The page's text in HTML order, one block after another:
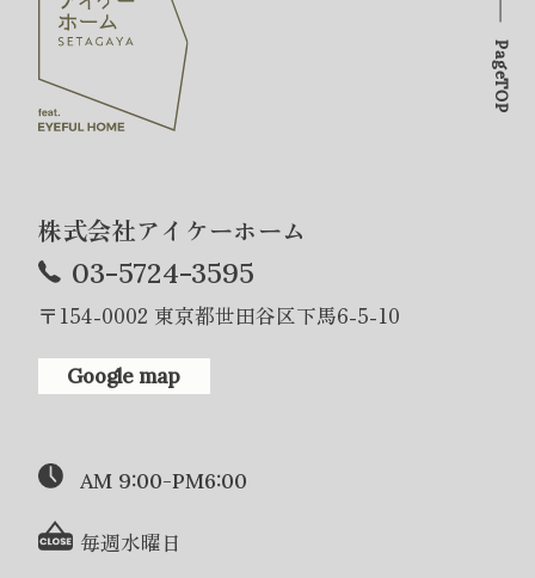
株式会社アイケーホーム
03-5724-3595
〒154-0002 東京都世田谷区下馬6-5-10
Google map
AM 9:00-PM6:00
毎週水曜日
PageTOP